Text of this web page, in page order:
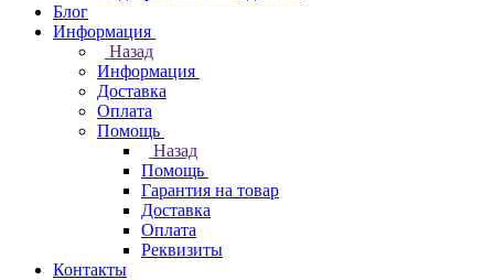
Блог
Информация
Назад
Информация
Доставка
Оплата
Помощь
Назад
Помощь
Гарантия на товар
Доставка
Оплата
Реквизиты
Контакты